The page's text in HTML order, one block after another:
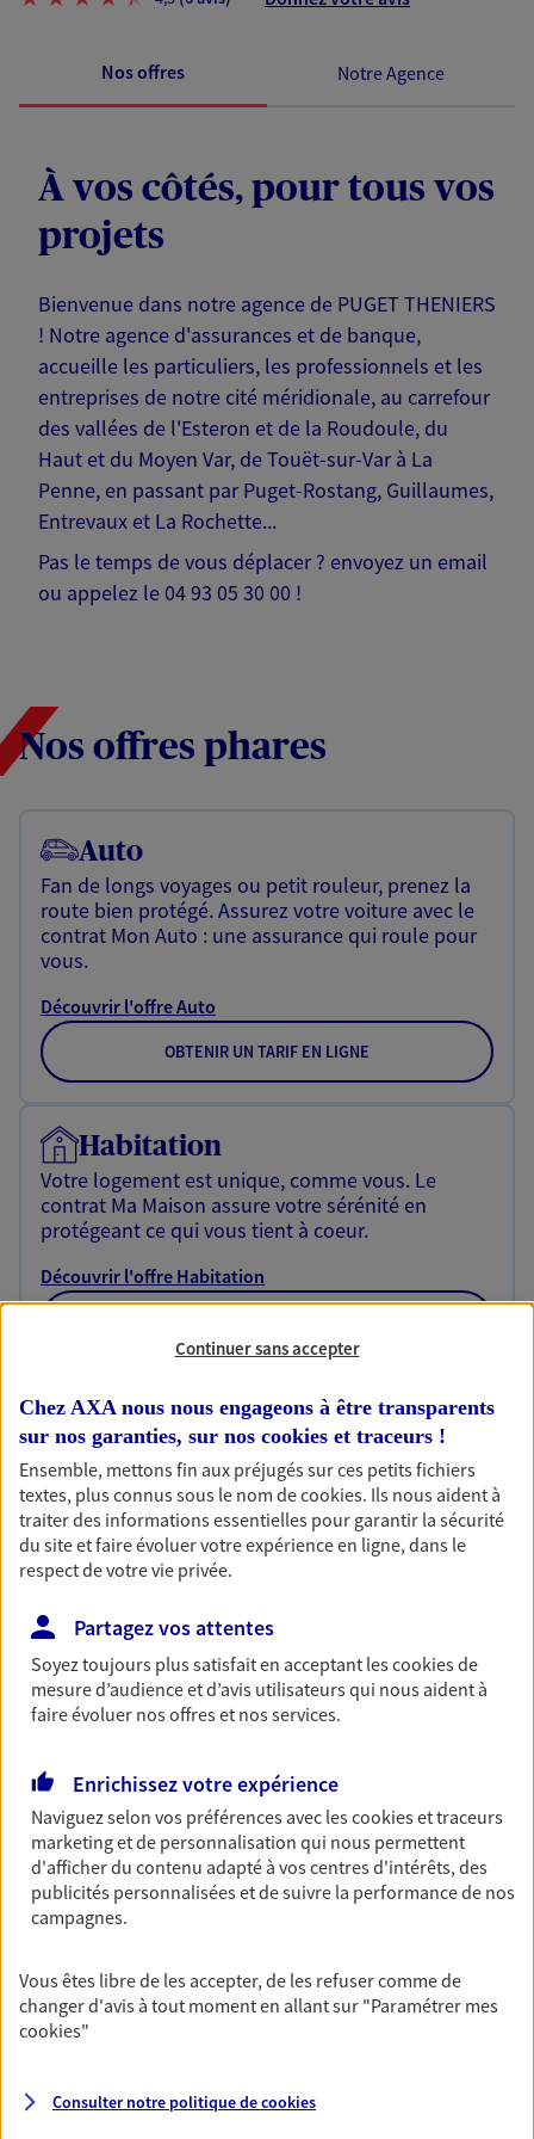
Nos offres Notre Agence
À vos côtés, pour tous vos
projets
Bienvenue dans notre agence de PUGET THENIERS
! Notre agence d'assurances et de banque,
accueille les particuliers, les professionnels et les
entreprises de notre cité méridionale, au carrefour
des vallées de l'Esteron et de la Roudoule, du
Haut et du Moyen Var, de Touët-sur-Var à La
Penne, en passant par Puget-Rostang, Guillaumes,
Entrevaux et La Rochette...
Pas le temps de vous déplacer ? envoyez un email
ou appelez le 04 93 05 30 00 !
Nos offres phares
Auto
Fan de longs voyages ou petit rouleur, prenez la
route bien protégé. Assurez votre voiture avec le
contrat Mon Auto : une assurance qui roule pour
vous.
Découvrir l'offre Auto
OBTENIR UN TARIF EN LIGNE
Habitation
Votre logement est unique, comme vous. Le
contrat Ma Maison assure votre sérénité en
protégeant ce qui vous tient à coeur.
Découvrir l'offre Habitation
Garantie Accidents de la Vie
Bricoleuse, féru de jardinage, pâtissier en herbe
ou grande lectrice… personne n'est à l'abri d'un
accident du quotidien. Avec Ma Protection
Accident, protégez votre qualité de vie et vos
revenus.
OBTENIR UN TARIF EN LIGNE
Gagnez en simplicité et en sérénité avec votre
assurance multirisque entreprise. Un contrat
unique pour protéger vos locaux, matériels pro,
équipements et stocks… sans oublier votre
responsabilité civile.
Découvrir l'offre Multirisque Entreprise
Continuer sans accepter
Chez AXA nous nous engageons à être transparents
sur nos garanties, sur nos cookies et traceurs !
Ensemble, mettons fin aux préjugés sur ces petits fichiers
textes, plus connus sous le nom decookies. Ils nous aident à
traiter des informations essentielles pour garantir la sécurité
du site et faire évoluer votre expérience en ligne, dans le
respect de votre vie privée.
Partagez vos attentes
Soyez toujours plus satisfait en acceptant lescookiesde
mesure d’audience et d’avis utilisateurs qui nous aident à
faire évoluer nos offres et nos services.
Enrichissez votre expérience
Naviguez selon vos préférences avec lescookies et traceurs
marketing et de personnalisation qui nous permettent
d'afficher du contenu adapté à vos centres d'intérêts, des
publicités personnalisées et de suivre la performance de nos
campagnes.
Vous êtes libre de les accepter, de les refuser comme de
changer d'avis à tout moment en allant sur "Paramétrer mes
cookies"
Consulter notre politique decookies